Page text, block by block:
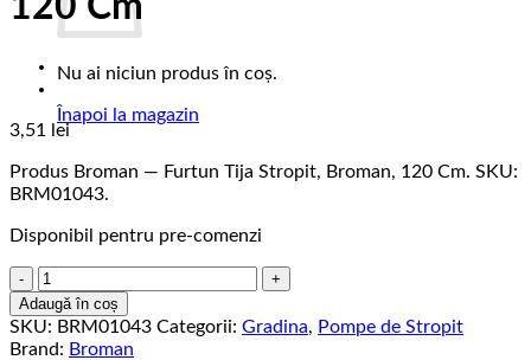
Nu ai niciun produs în coș.
Înapoi la magazin
120 Cm
3,51 lei
Produs Broman — Furtun Tija Stropit, Broman, 120 Cm. SKU:
BRM01043.
Disponibil pentru pre-comenzi
Cantitate
Furtun
Tija
Stropit,
Adaugă în coș
SKU: BRM01043 Categorii: Gradina, Pompe de Stropit
Brand: Broman